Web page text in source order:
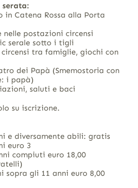
serata:
in Catena Rossa alla Porta
nelle postazioni circensi
serale sotto i tigli
circensi tra famiglie, giochi con
dei Papà (Smemostoria con
i papà)
saluti e baci
su iscrizione.
e diversamente abili: gratis
euro 3
compiuti euro 18,00
sopra gli 11 anni euro 8,00